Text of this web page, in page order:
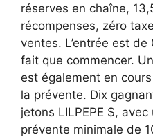
réserves en chaîne,
récompenses, zéro
ventes. L’entrée est
fait que commencer.
est également en
la prévente. Dix
jetons LILPEPE $,
prévente minimale de